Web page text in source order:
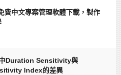
中文專案管理軟體下載，製作
Duration Sensitivity與
Index的差異